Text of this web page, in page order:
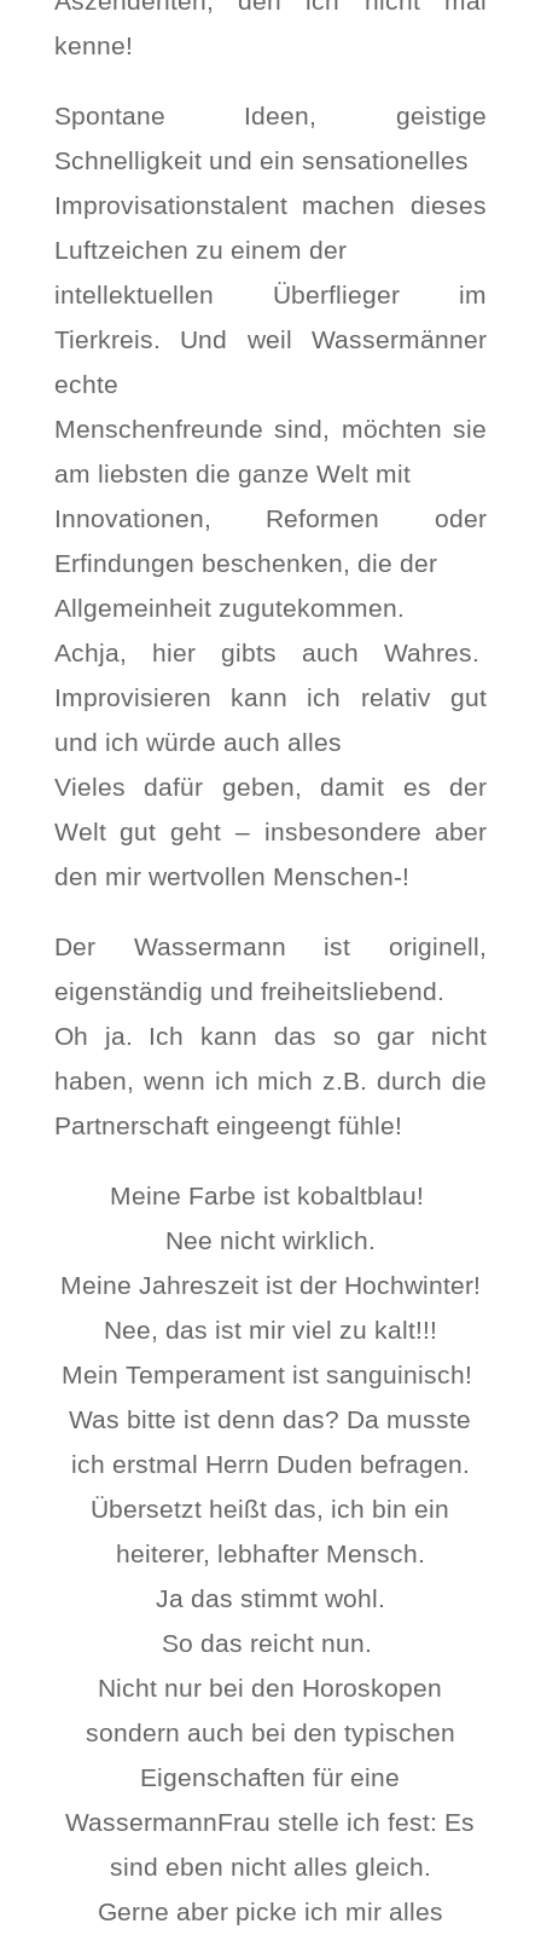
kenne!
Spontane Ideen, geistige
Schnelligkeit und ein sensationelles
Improvisationstalent machen dieses
Luftzeichen zu einem der
intellektuellen Überflieger im
Tierkreis. Und weil Wassermänner
echte
Menschenfreunde sind, möchten sie
am liebsten die ganze Welt mit
Innovationen, Reformen oder
Erfindungen beschenken, die der
Allgemeinheit zugutekommen.
Achja, hier gibts auch Wahres.
Improvisieren kann ich relativ gut
und ich würde auch alles
Vieles dafür geben, damit es der
Welt gut geht – insbesondere aber
den mir wertvollen Menschen-!
Der Wassermann ist originell,
eigenständig und freiheitsliebend.
Oh ja. Ich kann das so gar nicht
haben, wenn ich mich z.B. durch die
Partnerschaft eingeengt fühle!
Meine Farbe ist kobaltblau!
Nee nicht wirklich.
Meine Jahreszeit ist der Hochwinter!
Nee, das ist mir viel zu kalt!!!
Mein Temperament ist sanguinisch!
Was bitte ist denn das? Da musste
ich erstmal Herrn Duden befragen.
Übersetzt heißt das, ich bin ein
heiterer, lebhafter Mensch.
Ja das stimmt wohl.
So das reicht nun.
Nicht nur bei den Horoskopen
sondern auch bei den typischen
Eigenschaften für eine
WassermannFrau stelle ich fest: Es
sind eben nicht alles gleich.
Gerne aber picke ich mir alles